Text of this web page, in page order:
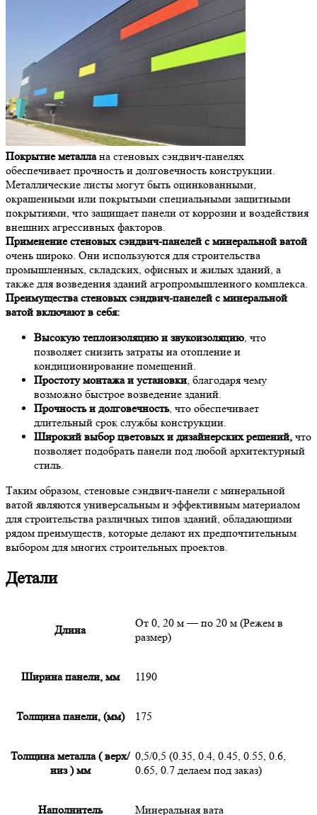
Покрытие металлана стеновых сэндвич-панелях
обеспечивает прочность и долговечность конструкции.
Металлические листы могут быть оцинкованными,
окрашенными или покрытыми специальными защитными
покрытиями, что защищает панели от коррозии и воздействия
внешних агрессивных факторов.
Применение стеновых сэндвич-панелей с минеральной ватой
очень широко. Они используются для строительства
промышленных, складских, офисных и жилых зданий, а
также для возведения зданий агропромышленного комплекса.
Преимущества стеновых сэндвич-панелей с минеральной
ватой включают в себя:
Высокую теплоизоляцию и звукоизоляцию, что
позволяет снизить затраты на отопление и
кондиционирование помещений.
Простоту монтажа и установки, благодаря чему
возможно быстрое возведение зданий.
Прочность и долговечность, что обеспечивает
длительный срок службы конструкции.
Широкий выбор цветовых и дизайнерских решений, что
позволяет подобрать панели под любой архитектурный
стиль.
Таким образом, стеновые сэндвич-панели с минеральной
ватой являются универсальным и эффективным материалом
для строительства различных типов зданий, обладающими
рядом преимуществ, которые делают их предпочтительным
выбором для многих строительных проектов.
Детали
Длина
От 0, 20 м — по 20 м (Режем в
размер)
Ширина панели, мм 1190
Толщина панели, (мм) 175
Толщина металла ( верх/
низ ) мм
0,5/0,5 (0.35, 0.4, 0.45, 0.55, 0.6,
0.65, 0.7 делаем под заказ)
Наполнитель Минеральная вата